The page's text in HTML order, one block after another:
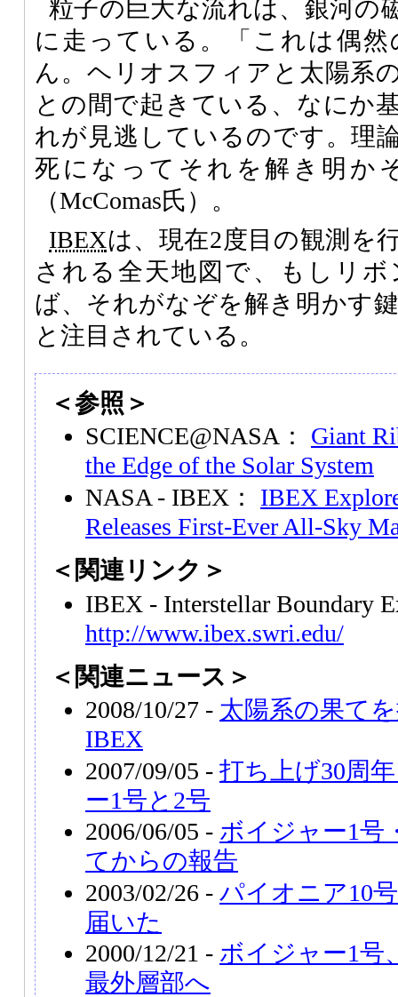
粒子の巨大な流れは、銀河の
に走っている。「これは偶
ん。ヘリオスフィアと太陽系
との間で起きている、なにか
れが見逃しているのです。理
死になってそれを解き明か
（McComas氏）。
IBEXは、現在2度目の観測を
される全天地図で、もしリ
ば、それがなぞを解き明かす
と注目されている。
＜参照＞
SCIENCE@NASA： Giant
the Edge of the Solar System
NASA - IBEX： IBEX
Releases First-Ever All-Sky
＜関連リンク＞
IBEX - Interstellar Boundary
http://www.ibex.swri.edu/
＜関連ニュース＞
2008/10/27 - 太陽系の果て
IBEX
2007/09/05 - 打ち上げ30周
ー1号と2号
2006/06/05 - ボイジャー1号
てからの報告
2003/02/26 - パイオニア10
届いた
2000/12/21 - ボイジャー1号
最外層部へ